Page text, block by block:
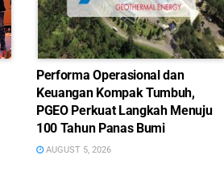
Performa Operasional dan
Keuangan Kompak Tumbuh,
PGEO Perkuat Langkah Menuju
100 Tahun Panas Bumi
AUGUST 5, 2026